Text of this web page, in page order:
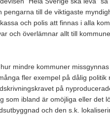
pengarna till de viktigaste
och polis att finnas i alla
och överlämnar allt till
mindre kommuner
fler exempel på dålig politik
på
som ibland är omöjliga eller det
och den s.k.